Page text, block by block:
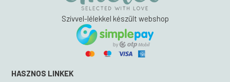
Szívvel-lélekkel készült webshop
HASZNOS LINKEK